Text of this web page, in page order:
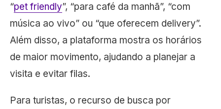
“pet friendly”, “para café da manhã”, “com
música ao vivo” ou “que oferecem delivery”.
Além disso, a plataforma mostra os horários
de maior movimento, ajudando a planejar a
visita e evitar filas.
Para turistas, o recurso de busca por